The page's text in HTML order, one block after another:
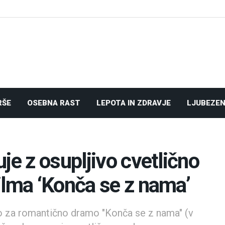
OSEBNA RAST LEPOTA IN ZDRAVJE
z osupljivo cvetlično
‘Konča se z nama’
romantično dramo "Konča se z nama" (v